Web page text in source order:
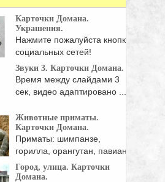
Карточки Домана.
Украшения.
Нажмите пожалуйста кнопки
социальных сетей!
Звуки 3. Карточки Домана.
Время между слайдами 3
сек, видео адаптировано ...
Животные приматы.
Карточки Домана.
Приматы: шимпанзе,
горилла, орангутан, павиан,
человекообразная
обезьяна, ...
Город, улица. Карточки
Домана.